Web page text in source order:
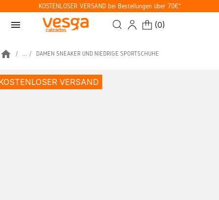
KOSTENLOSER VERSAND bei Bestellungen über 70€*
menu (0)
home ... DAMEN SNEAKER UND NIEDRIGE SPORTSCHUHE
VERSAND